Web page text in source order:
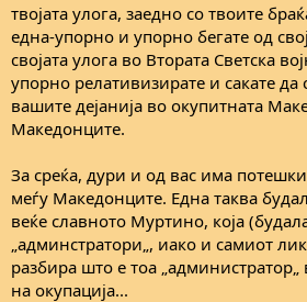
твојата улога, заедно со твоите
една-упорно и упорно бегате од
својата улога во Втората Светска
упорно релативизирате и сакате да
вашите дејанија во окупитната
Македонците.
За среќа, дури и од вас има
меѓу Македонците. Една таква
веќе славното Муртино, која
„админстратори„, иако и самиот
разбира што е тоа
на окупација...